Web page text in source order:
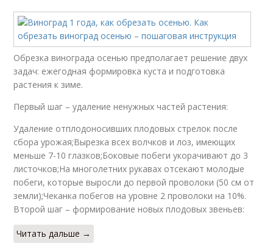
Обрезка винограда осенью предполагает решение двух
задач: ежегодная формировка куста и подготовка
растения к зиме.
Первый шаг – удаление ненужных частей растения:
Удаление отплодоносивших плодовых стрелок после
сбора урожая;Вырезка всех волчков и лоз, имеющих
меньше 7-10 глазков;Боковые побеги укорачивают до 3
листочков;На многолетних рукавах отсекают молодые
побеги, которые выросли до первой проволоки (50 см от
земли);Чеканка побегов на уровне 2 проволоки на 10%.
Второй шаг – формирование новых плодовых звеньев:
Читать дальше →